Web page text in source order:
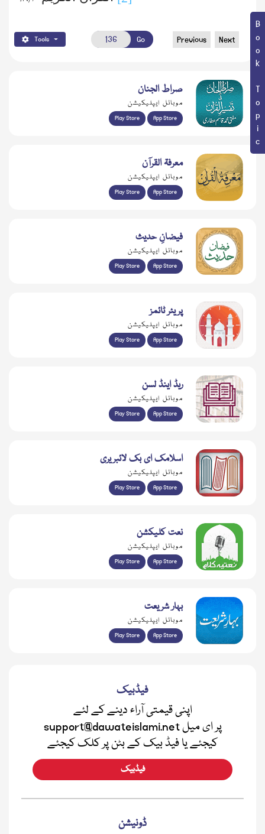
Book Topic
Tools Go Previous Next
صراط الجنان
موبائل ایپلیکیشن
Play Store App Store
معرفۃ القرآن
موبائل ایپلیکیشن
Play Store App Store
فیضانِ حدیث
موبائل ایپلیکیشن
Play Store App Store
پریئر ٹائمز
موبائل ایپلیکیشن
Play Store App Store
ریڈ اینڈ لسن
موبائل ایپلیکیشن
Play Store App Store
اسلامک ای بک لائبریری
موبائل ایپلیکیشن
Play Store App Store
نعت کلیکشن
موبائل ایپلیکیشن
Play Store App Store
بہار شریعت
موبائل ایپلیکیشن
Play Store App Store
فیڈبیک
اپنی قیمتی آراء دینے کے لئے
support@dawateislami.net پر ای میل
کیجئے یا فیڈ بیک کے بٹن پر کلک کیجئے
فیڈبیک
ڈونیشن